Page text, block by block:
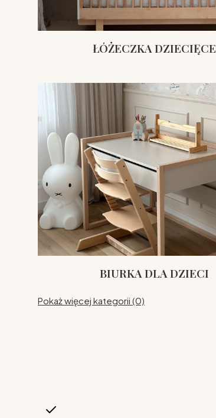
ŁÓŻECZKA DZIECIĘCE
BIURKA DLA DZIECI
Pokaż więcej kategorii (0)